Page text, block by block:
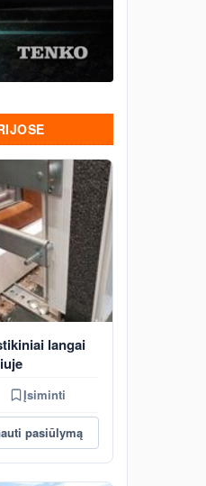
langai
Įsiminti
pasiūlymą